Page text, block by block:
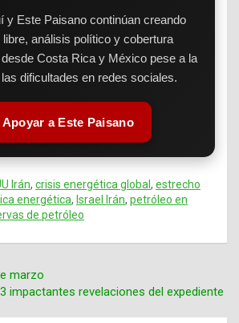
y Este Paisano continúan creando
libre, análisis político y cobertura
desde Costa Rica y México pese a la
dificultades en redes sociales.
Apoyar a Este Paisano
Irán, crisis energética global , estrecho
energética, Israel Irán, petróleo en
de petróleo
marzo
impactantes revelaciones del expediente